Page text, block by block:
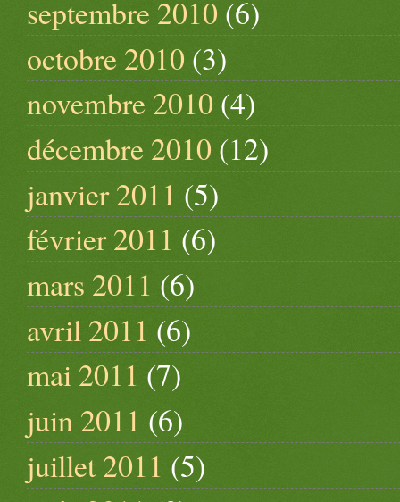
septembre 2010 (6)
octobre 2010 (3)
novembre 2010 (4)
décembre 2010(12)
janvier 2011 (5)
février 2011 (6)
mars 2011 (6)
avril 2011 (6)
mai 2011 (7)
juin 2011 (6)
juillet 2011 (5)